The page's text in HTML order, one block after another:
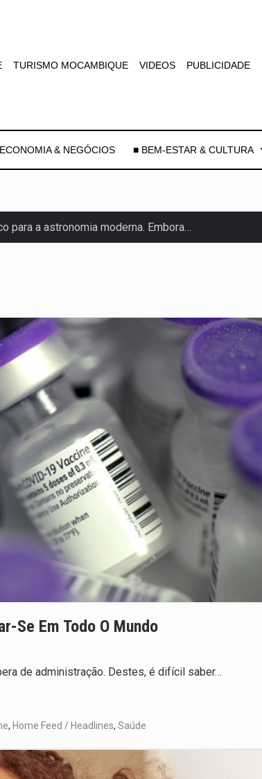
TURISMO MOCAMBIQUE VIDEOS PUBLICIDADE
& NEGÓCIOS ■ BEM-ESTAR & CULTURA
para a astronomia moderna. Embora…
da Faixa de…
a residência de Sam…
de Ituri, tornou-se…
um dos processos mais…
prevista entre abril de 2026…
de 180 dias para…
confirmou que cidadãos dos Estados…
que chegaram…
Se Em Todo O Mundo
de administração. Destes, é difícil saber…
, Home Feed / Headlines, Saúde